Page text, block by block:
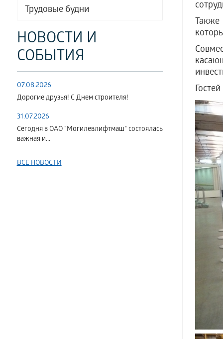
Трудовые будни
НОВОСТИ И
СОБЫТИЯ
07.08.2026
Дорогие друзья! С Днем строителя!
31.07.2026
Сегодня в ОАО "Могилевлифтмаш" состоялась
важная и...
ВСЕ НОВОСТИ